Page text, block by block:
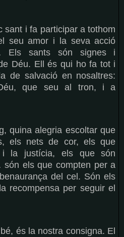
sant i fa participar a tothom
seu amor i la seva acció
Els sants són signes i
Déu. Ell és qui ho fa tot i
de salvació en nosaltres:
que seu al tron, i a
quina alegria escoltar que
els nets de cor, els que
la justícia, els que són
són els que compten per a
del cel. Són els
recompensa per seguir el
és la nostra consigna. El